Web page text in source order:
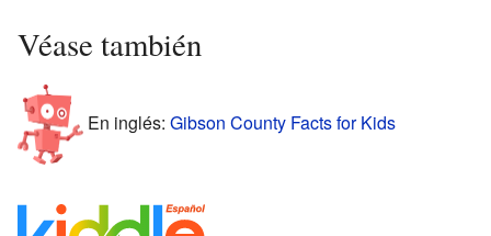
Véase también
En inglés: Gibson County Facts for Kids